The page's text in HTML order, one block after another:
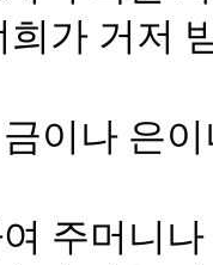
가 거저
이나 은
주머니